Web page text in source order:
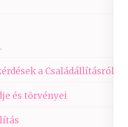
a Családállításról
és törvényei